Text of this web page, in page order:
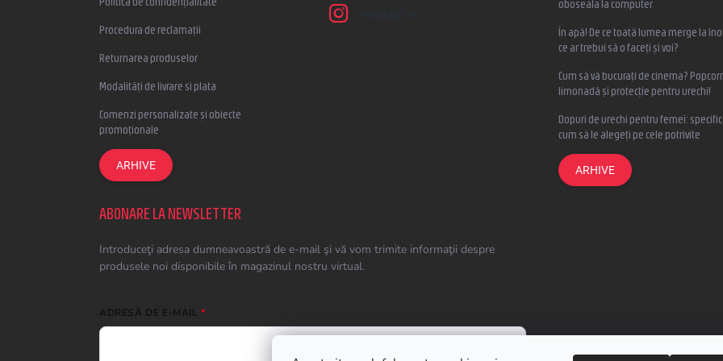
Procedura de reclamații
Returnarea produselor
Modalități de livrare si plata
Comenzi personalizate și obiecte
promoționale
ARHIVE
earplugs.ro
oboseala la computer
În apă! De ce toată lumea merge la
ce ar trebui să o faceți și voi?
Cum să vă bucurați de cinema?
limonadă și protecție pentru urechi!
Dopuri de urechi pentru femei:
cum să le alegeți pe cele potrivite
ARHIVE
ABONARE LA NEWSLETTER
Introduceţi adresa dumneavoastră de e-mail şi vă vom trimite informaţii despre
produsele noi disponibile în magazinul nostru virtual.
ADRESĂ DE E-MAIL